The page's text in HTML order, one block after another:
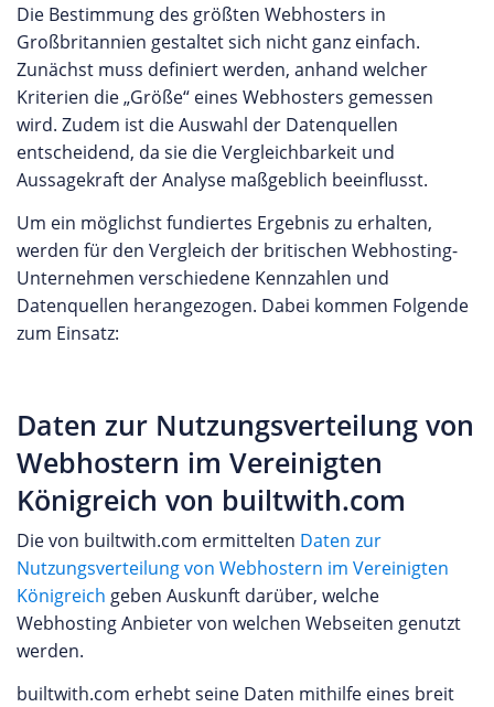
Die Bestimmung des größten Webhosters in
Großbritannien gestaltet sich nicht ganz einfach.
Zunächst muss definiert werden, anhand welcher
Kriterien die „Größe“ eines Webhosters gemessen
wird. Zudem ist die Auswahl der Datenquellen
entscheidend, da sie die Vergleichbarkeit und
Aussagekraft der Analyse maßgeblich beeinflusst.
Um ein möglichst fundiertes Ergebnis zu erhalten,
werden für den Vergleich der britischen Webhosting-
Unternehmen verschiedene Kennzahlen und
Datenquellen herangezogen. Dabei kommen Folgende
zum Einsatz:
Daten zur Nutzungsverteilung von
Webhostern im Vereinigten
Königreich von builtwith.com
Die von builtwith.com ermittelten Daten zur
Nutzungsverteilung von Webhostern im Vereinigten
Königreich geben Auskunft darüber, welche
Webhosting Anbieter von welchen Webseiten genutzt
werden.
builtwith.com erhebt seine Daten mithilfe eines breit